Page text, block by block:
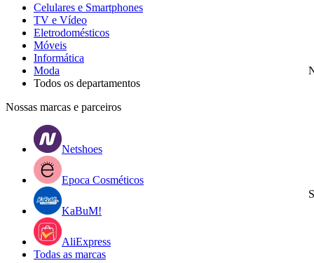
Celulares e Smartphones
TV e Vídeo
Eletrodomésticos
Móveis
Informática
Moda
Todos os departamentos
Nossas marcas e parceiros
Netshoes
Epoca Cosméticos
KaBuM!
AliExpress
Todas as marcas